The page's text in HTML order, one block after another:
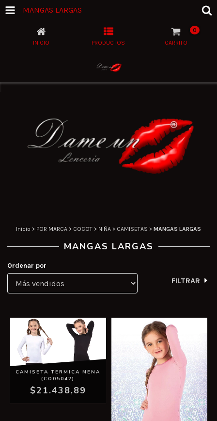
MANGAS LARGAS
INICIO PRODUCTOS CARRITO
0
Inicio > POR MARCA > COCOT > NIÑA > CAMISETAS > MANGAS LARGAS
MANGAS LARGAS
Ordenar por
FILTRAR
CAMISETA TERMICA NENA
(CO05042)
$21.438,89